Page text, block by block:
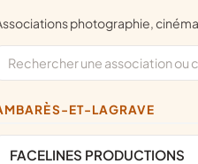
Associations photographie,
AMBARÈS-ET-LAGRAVE
FACELINES PRODUCTIONS